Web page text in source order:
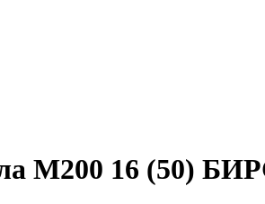
М200 16 (50)